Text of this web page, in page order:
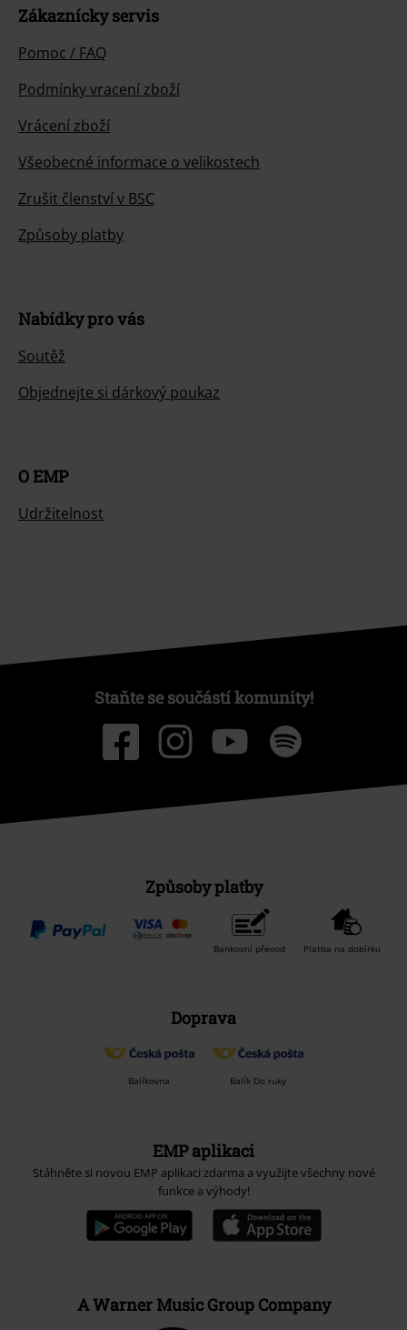
Zákaznícky servis
Pomoc / FAQ
Podmínky vracení zboží
Vrácení zboží
Všeobecné informace o velikostech
Zrušit členství v BSC
Způsoby platby
Nabídky pro vás
Soutěž
Objednejte si dárkový poukaz
O EMP
Udržitelnost
Staňte se součástí komunity!
Způsoby platby
Bankovní převod Platba na dobírku
Doprava
Balíkovna Balík Do ruky
EMP aplikaci
Stáhněte si novou EMP aplikaci zdarma a využijte všechny nové
funkce a výhody!
A Warner Music Group Company